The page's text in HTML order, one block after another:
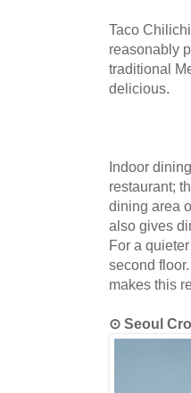
Taco
reasonably
traditional
delicious.
Indoor
restaurant;
dining area
also gives
For a
second
makes this
⊙ Seoul